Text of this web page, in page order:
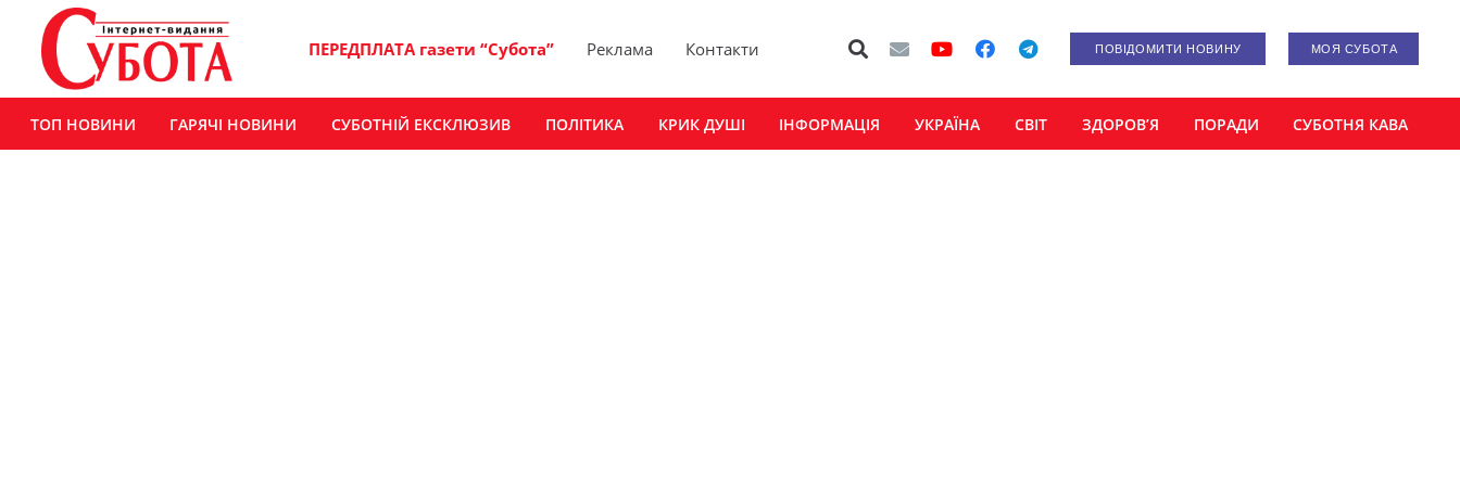
ПЕРЕДПЛАТА газети “Субота” Реклама Контакти ПОВІДОМИТИ НОВИНУ МОЯ СУБОТА
ТОП НОВИНИ ГАРЯЧІ НОВИНИ СУБОТНІЙ ЕКСКЛЮЗИВ ПОЛІТИКА КРИК ДУШІ ІНФОРМАЦІЯ УКРАЇНА СВІТ ЗДОРОВ’Я ПОРАДИ СУБОТНЯ КАВА